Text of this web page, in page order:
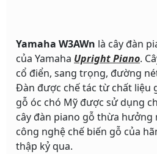
Yamaha W3AWn là cây đàn
của Yamaha Upright Piano.
cổ điển, sang trọng, đường
Đàn được chế tác từ chất liệu
gỗ óc chó Mỹ được sử dụng
cây đàn piano gỗ thừa hưởng
công nghệ chế biến gỗ của
thập kỷ qua.